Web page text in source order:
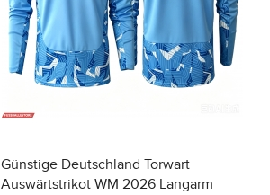
Günstige Deutschland Torwart
Auswärtstrikot WM 2026 Langarm